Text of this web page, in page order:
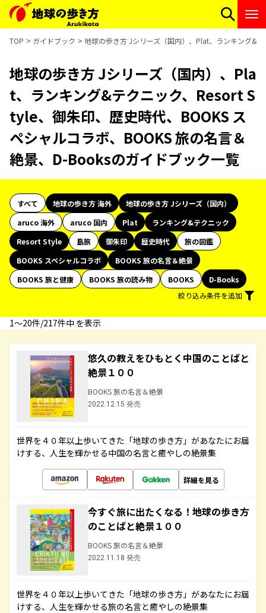
TOP ガイドブック 地球の歩き方 Jシリーズ（国内）、Plat、ランキング&
地球の歩き方 Jシリーズ（国内）、Pla
t、ランキング&テクニック、Resort S
tyle、御朱印、歴史時代、BOOKS ス
ペシャルコラボ、BOOKS 旅の名言＆
絶景、D-Booksのガイドブック一覧
すべて 地球の歩き方 海外
地球の歩き方 Jシリーズ（国内）
aruco 海外
aruco 国内 Plat
ランキング&テクニック
Resort Style
島旅 御朱印 歴史時代
旅の図鑑
BOOKS スペシャルコラボ
BOOKS 旅の名言＆絶景
BOOKS 旅と健康
BOOKS 旅の読み物 BOOKS
D-Books
絞り込み条件を追加
1〜20件/217件中 を表示
悠久の教えをひもとく中国のことばと
絶景１００
BOOKS 旅の名言＆絶景
2022.12.15 発売
世界を４０年以上歩いてきた「地球の歩き方」があなたにお届
けする、人生を輝かせる中国の名言と癒やしの絶景集
詳細を見る
今すぐ旅に出たくなる！地球の歩き方
のことばと絶景１００
BOOKS 旅の名言＆絶景
2022.11.18 発売
世界を４０年以上歩いてきた「地球の歩き方」があなたにお届
けする、人生を輝かせる旅の名言と癒やしの絶景集